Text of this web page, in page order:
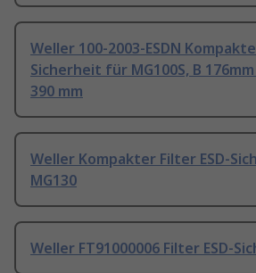
Weller 100-2003-ESDN
Sicherheit für MG100S, B 176mm
390 mm
Weller Kompakter Filter ESD-
MG130
Weller FT91000006 Filter ESD-